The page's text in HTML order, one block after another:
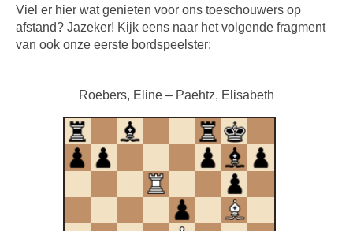
Viel er hier wat genieten voor ons toeschouwers op
afstand? Jazeker! Kijk eens naar het volgende fragment
van ook onze eerste bordspeelster:
Roebers, Eline – Paehtz, Elisabeth